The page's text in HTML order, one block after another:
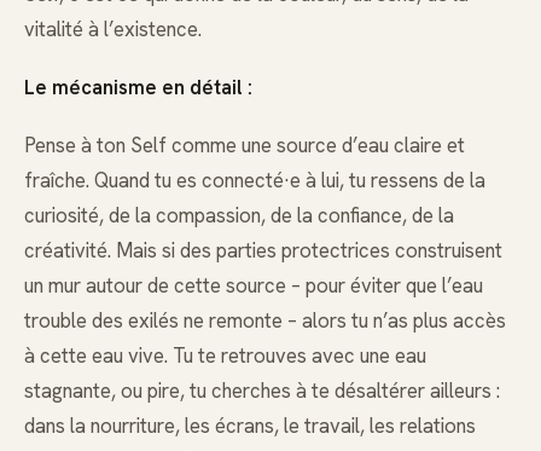
vitalité à l’existence.
Le mécanisme en détail :
Pense à ton Self comme une source d’eau claire et
fraîche. Quand tu es connecté·e à lui, tu ressens de la
curiosité, de la compassion, de la confiance, de la
créativité. Mais si des parties protectrices construisent
un mur autour de cette source – pour éviter que l’eau
trouble des exilés ne remonte – alors tu n’as plus accès
à cette eau vive. Tu te retrouves avec une eau
stagnante, ou pire, tu cherches à te désaltérer ailleurs :
dans la nourriture, les écrans, le travail, les relations